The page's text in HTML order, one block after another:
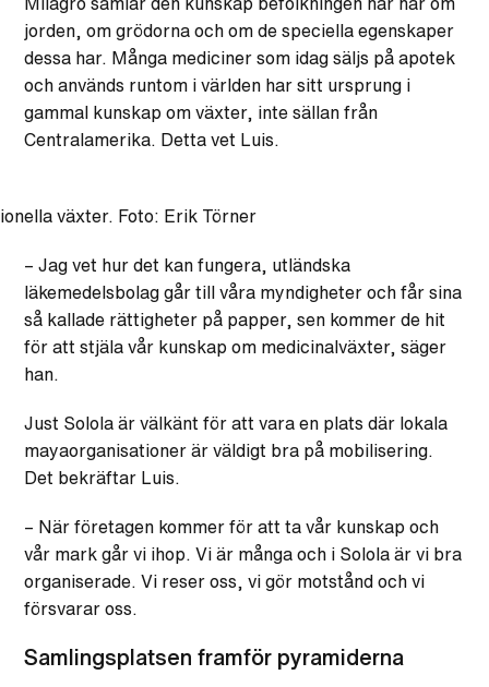
jorden, om grödorna och om de speciella egenskaper
dessa har. Många mediciner som idag säljs på apotek
och används runtom i världen har sitt ursprung i
gammal kunskap om växter, inte sällan från
Centralamerika. Detta vet Luis.
växter. Foto: Erik Törner
– Jag vet hur det kan fungera, utländska
läkemedelsbolag går till våra myndigheter och får sina
så kallade rättigheter på papper, sen kommer de hit
för att stjäla vår kunskap om medicinalväxter, säger
han.
Just Solola är välkänt för att vara en plats där lokala
mayaorganisationer är väldigt bra på mobilisering.
Det bekräftar Luis.
– När företagen kommer för att ta vår kunskap och
vår mark går vi ihop. Vi är många och i Solola är vi bra
organiserade. Vi reser oss, vi gör motstånd och vi
försvarar oss.
Samlingsplatsen framför pyramiderna